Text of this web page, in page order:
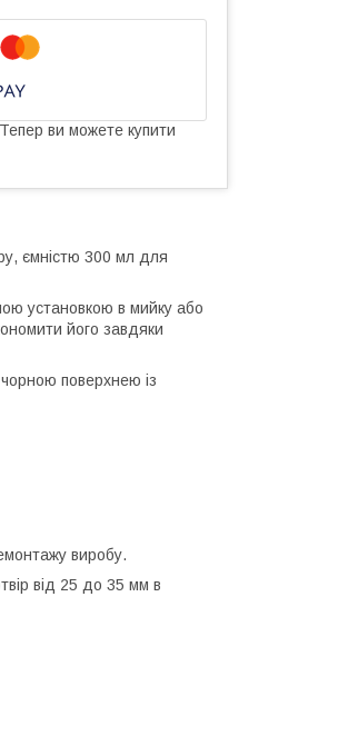
Тепер ви можете купити
ємністю 300 мл для
установкою в мийку або
його завдяки
чорною поверхнею із
виробу.
від 25 до 35 мм в